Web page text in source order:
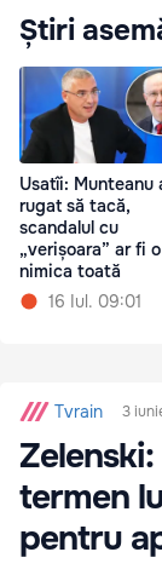
Știri
Usatîi: Munteanu
rugat să tacă,
scandalul cu
„verișoara” ar fi o
nimica toată
16 Iul. 09:01
Tvrain 3
termen
pentru